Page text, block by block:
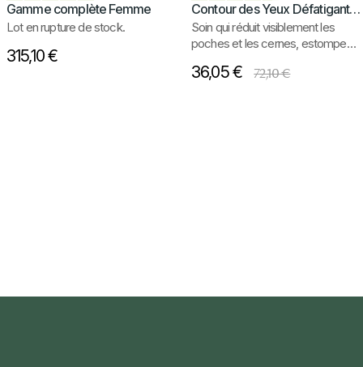
Gamme complète Femme
Lot en rupture de stock.
315,10 €
Contour des Yeux Défatigant Femme
Soin qui réduit visiblement les
poches et les cernes, estompe
l’œiletillumine le regard.
36,05 € 72,10 €